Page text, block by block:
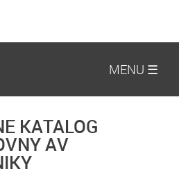
MENU ☰
KATALOG
AV